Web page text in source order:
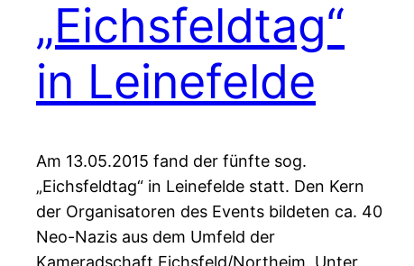
„Eichsfeldtag“
in Leinefelde
Am 13.05.2015 fand der fünfte sog.
„Eichsfeldtag“ in Leinefelde statt. Den Kern
der Organisatoren des Events bildeten ca. 40
Neo-Nazis aus dem Umfeld der
Kameradschaft Eichsfeld/Northeim. Unter